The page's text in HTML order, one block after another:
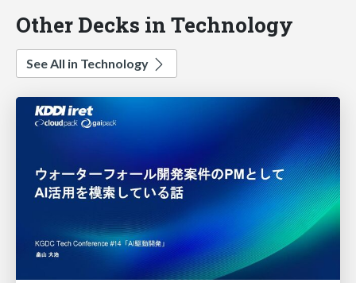
Other Decks in Technology
See All in Technology